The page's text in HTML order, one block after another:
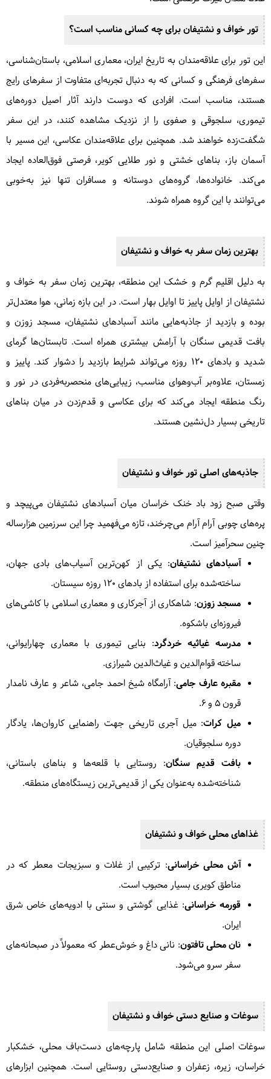
تور خواف و نشتیفان برای چه کسانی مناسب است؟
این تور برای علاقه‌مندان به تاریخ ایران، معماری اسلامی، باستان‌شناسی،
سفرهای فرهنگی و کسانی که به دنبال تجربه‌ای متفاوت از سفرهای رایج
هستند، مناسب است. افرادی که دوست دارند آثار اصیل دوره‌های
تیموری، سلجوقی و صفوی را از نزدیک مشاهده کنند، در این سفر
شگفت‌زده خواهند شد. همچنین برای علاقه‌مندان عکاسی، این مسیر با
آسمان باز، بناهای خشتی و نور طلایی کویر، فرصتی فوق‌العاده ایجاد
می‌کند. خانواده‌ها، گروه‌های دوستانه و مسافران تنها نیز به‌خوبی
می‌توانند با این گروه همراه شوند.
بهترین زمان سفر به خواف و نشتیفان
به دلیل اقلیم گرم و خشک این منطقه، بهترین زمان سفر به خواف و
نشتیفان از اوایل پاییز تا اوایل بهار است. در این بازه زمانی، هوا معتدل‌تر
بوده و بازدید از جاذبه‌هایی مانند آسبادهای نشتیفان، مسجد زوزن و
بافت قدیمی سنگان با آرامش بیشتری همراه است. تابستان‌ها گرمای
شدید و بادهای ۱۲۰ روزه می‌تواند شرایط بازدید را دشوار کند. پاییز و
زمستان، علاوه‌بر آب‌وهوای مناسب، زیبایی‌های منحصر‌به‌فردی در نور و
رنگ منطقه ایجاد می‌کند که برای عکاسی و قدم‌زدن در میان بناهای
تاریخی بسیار دل‌نشین هستند.
جاذبه‌های اصلی تور خواف و نشتیفان
وقتی صبح زود باد خنک خراسان میان آسبادهای نشتیفان می‌پیچد و
پره‌های چوبی آرام آرام می‌چرخند، تازه می‌فهمید چرا این سرزمین هزارساله
چنین سحرآمیز است.
آسبادهای نشتیفان: یکی از کهن‌ترین آسیاب‌های بادی جهان،
ساخته‌شده برای استفاده از بادهای ۱۲۰ روزه سیستان.
مسجد زوزن: شاهکاری از آجرکاری و معماری اسلامی با کاشی‌های
فیروزه‌ای باشکوه.
مدرسه غیاثیه خردگرد: بنایی تیموری با معماری چهارایوانی،
ساخته قوام‌الدین و غیاث‌الدین شیرازی.
مقبره عارف جامی: آرامگاه شیخ احمد جامی، شاعر و عارف نامدار
قرون ۵ و ۶.
میل کرات: میل آجری تاریخی جهت راهنمایی کاروان‌ها، یادگار
دوره سلجوقیان.
بافت قدیم سنگان: روستایی با قلعه‌ها و بناهای باستانی،
شناخته‌شده به‌عنوان یکی از قدیمی‌ترین زیستگاه‌های منطقه.
غذاهای محلی خواف و نشتیفان
آش محلی خراسانی: ترکیبی از غلات و سبزیجات معطر که در
مناطق کویری بسیار محبوب است.
قورمه خراسانی: غذایی گوشتی و سنتی با ادویه‌های خاص شرق
ایران.
نان محلی تافتون: نانی داغ و خوش‌عطر که معمولاً در صبحانه‌های
سفر سرو می‌شود.
سوغات و صنایع دستی خواف و نشتیفان
سوغات اصلی این منطقه شامل پارچه‌های دست‌باف محلی، خشکبار
خراسان، زیره، زعفران و صنایع‌دستی روستایی است. همچنین ابزارهای